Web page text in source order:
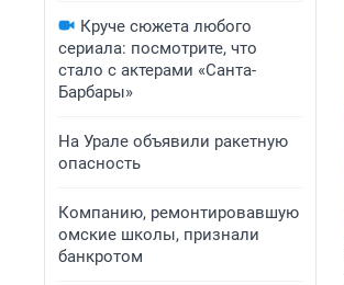
Круче сюжета любого
сериала: посмотрите, что
стало с актерами «Санта-
Барбары»
На Урале объявили ракетную
опасность
Компанию, ремонтировавшую
омские школы, признали
банкротом